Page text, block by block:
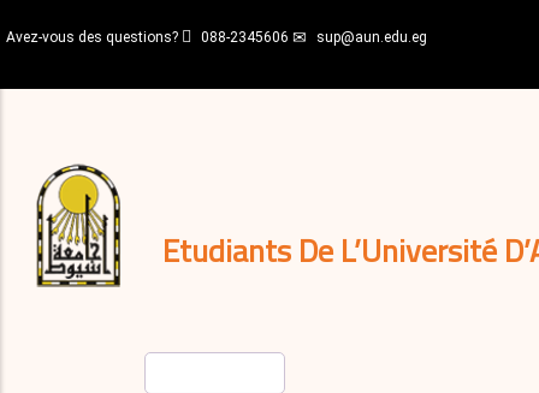
au
principal
Avez-vous des questions? 088-2345606 sup@aun.edu.eg
Etudiants De L’Université
décisions
Expatriés
Journal